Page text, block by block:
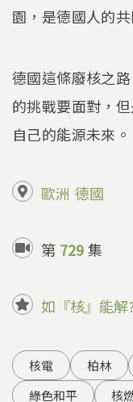
園，是德國人的共
德國這條廢核之
的挑戰要面對，
自己的能源未來。
歐洲 德國
第 729集
如『核』能解
核電 柏林
綠色和平
核